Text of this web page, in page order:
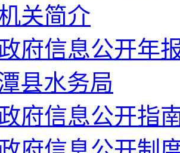
关简介
府信息公开年
县水务局
府信息公开指